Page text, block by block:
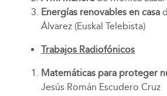
Energías renovables en casa
Álvarez (Euskal Telebista)
Trabajos Radiofónicos
Matemáticas para proteger
Jesús Román Escudero Cruz